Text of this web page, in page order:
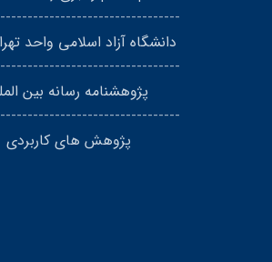
دانشگاه آزاد اسلامی واحد
پژوهشنامه رسانه بین
پژوهش های کاربردی